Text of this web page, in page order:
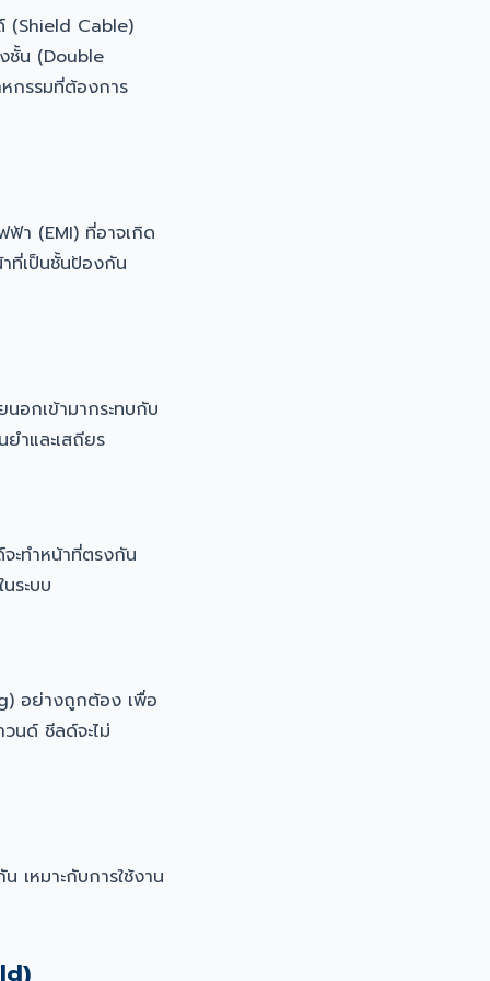
(Shield Cable)
ชั้น (Double
กรรมที่ต้องการ
า (EMI) ที่อาจเกิด
ที่เป็นชั้นป้องกัน
อกเข้ามากระทบกับ
ำและเสถียร
ะทำหน้าที่ตรงกัน
ระบบ
อย่างถูกต้อง เพื่อ
นด์ ชีลด์จะไม่
เหมาะกับการใช้งาน